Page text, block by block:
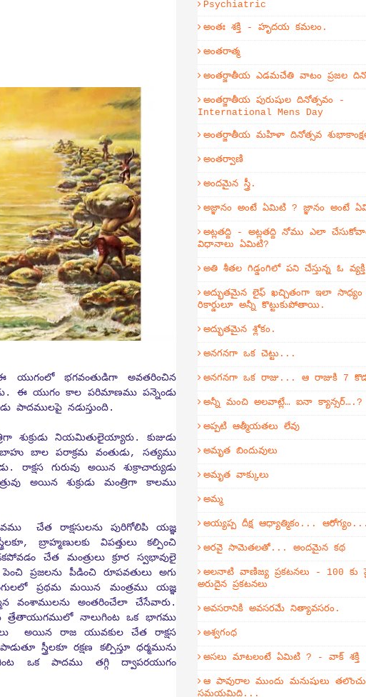
యుగంలో భగవంతుడిగా అవతరించిన
ఈ యుగం కాల పరిమాణము పన్నెండు
పాదములపై నడుస్తుంది.
శుక్రుడు నియమితులైయ్యారు. కుజుడు
బాహు బాల పరాక్రమ వంతుడు, సత్యము
రాక్షస గురువు అయిన శుక్రాచార్యుడు
అయిన శుక్రుడు మంత్రిగా కాలము
చేత రాక్షసులను పురిగోలిపి యజ్ఞ
బ్రాహ్మణులకు విపత్తులు కల్పించి
చేత మంత్రులు క్రూర స్వభావులై
ప్రజలను పీడించి రూపవతులు అగు
ప్రథమ మయిన మంత్రము యజ్ఞ
వంశాములను అంతరించేలా చేసేవారు.
త్రేతాయుగములో నాలుగింట ఒక భాగము
అయిన రాజ యువకుల చేత రాక్షస
స్త్రీలకూ రక్షణ కల్పిస్తూ ధర్మమును
ఒక పాదము తగ్గి ద్వాపరయుగం
Psychiatric
అంతః శక్తి - హృదయ కమలం.
అంతరాత్మ
అంతర్జాతీయ ఎడమచేతి వాటం ప్రజల
అంతర్జాతీయ పురుషుల దినోత్సవం -
International Mens Day
అంతర్జాతీయ మహిళా దినోత్సవ
అంతర్వాణి
అందమైన స్త్రీ.
అజ్ఞానం అంటే ఏమిటి ? జ్ఞానం అంటే
అట్లతద్ది - అట్లతద్ది నోము ఎలా
విధానాలు ఏమిటి?
అతి శీతల గిడ్డంగిలో పని చేస్తున్న ఓ
అద్భుతమైన లైఫ్ ఖచ్చితంగా ఇలా
రికార్డులూ అన్నీ కొట్టుకుపోతాయి.
అద్భుతమైన శ్లోకం.
అనగనగా ఒక చెట్టు...
అనగనగా ఒక రాజు... ఆ రాజుకి 7
అన్నీ మంచి అలవాట్లే… ఐనా క్యాన్సర్….?
అప్పటి ఆత్మీయతలు లేవు
అమృత బిందువులు
అమృత వాక్కులు
అమ్మ
అయ్యప్ప దీక్ష ఆధ్యాత్మికం...
అరవై సామెతలతో... అందమైన కథ
అలనాటి వాణిజ్య ప్రకటనలు - 100
అరుదైన ప్రకటనలు
అవసరానికి అవసరమే నిత్యావసరం.
అశ్వగంధ
అసలు మాటలంటే ఏమిటి ? - వాక్ శక్తి
ఆ పావురాల ముందు మనుషులు
సమయమిది...